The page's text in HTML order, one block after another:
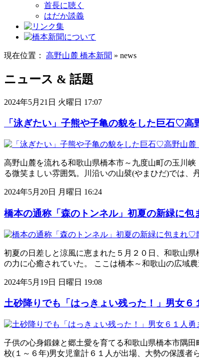
首長に聴く
はだか談義
現在位置： 高野山麓 橋本新聞 » news
ニュース & 話題
2024年5月21日 火曜日 17:07
「泳ぎたい」子熊や子亀の貌をした巨石♡
高野山麓を流れる和歌山県橋本市～九度山町の玉川
る微笑ましい雰囲気。川沿いの山襞(やまひだ)では
2024年5月20日 月曜日 16:24
橋本の通称「森のトンネル」初夏の新緑に
初夏の日差しと涼風に恵まれた５月２０日、和歌山
の力に心癒されていた。 ここは橋本～和歌山の広域
2024年5月19日 日曜日 19:08
土砂降りでも「はっきょい残った！」男女
子供の心身鍛錬と郷土愛を育てる和歌山県橋本市隅
校(１～６年)男女児童計６１人が出場、大勢の保護